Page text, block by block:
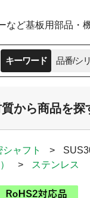
ど基板用部品・
キーワード 品番/シ
から商品を探
シャフト >
> ステンレス